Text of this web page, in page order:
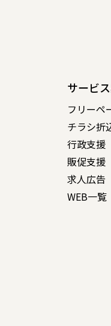
サービ
フリーペ
チラシ折
行政支援
販促支援
求人広告
WEB一覧